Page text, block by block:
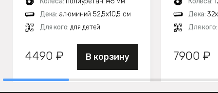
Дека: алюминий 52,5х10,5 см
Для кого: для детей
4490 ₽ В корзину
Дека:
Для кого:
7900 ₽